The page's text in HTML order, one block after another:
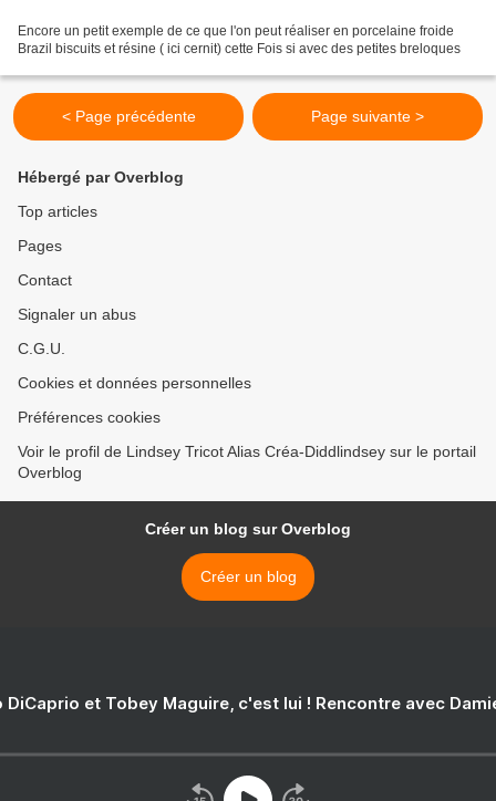
Encore un petit exemple de ce que l'on peut réaliser en porcelaine froide
Brazil biscuits et résine ( ici cernit) cette Fois si avec des petites breloques
< Page précédente Page suivante >
Hébergé par Overblog
Top articles
Pages
Contact
Signaler un abus
C.G.U.
Cookies et données personnelles
Préférences cookies
Voir le profil de Lindsey Tricot Alias Créa-Diddlindsey sur le portail
Overblog
Créer un blog sur Overblog
Créer un blog
DiCaprio et Tobey Maguire, c'est lui ! Rencontre avec